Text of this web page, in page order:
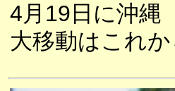
4月19日に沖縄
大移動はこれか